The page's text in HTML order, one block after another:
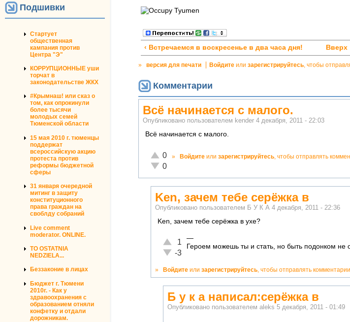
Подшивки
Стартует
общественная
кампания против
Центра "Э"
КОРРУПЦИОННЫЕ уши
торчат в
законодательстве ЖКХ
#Крымнаш! или сказ о
том, как опрокинули
более тысячи
молодых семей
Тюменской области
15 мая 2010 г. тюменцы
поддержат
всероссийскую акцию
протеста против
реформы бюджетной
сферы
31 января очередной
митинг в защиту
конституционного
права граждан на
своблду собраний
Live comment
moderator. ONLINE.
TO OSTATNIA
NEDZIELA...
Беззаконие в лицах
Бюджет г. Тюмени
2010г. - Как у
здравоохранения с
образованием отняли
конфетку и отдали
дорожникам.
‹ Встречаемся в воскресенье в два часа дня! Вверх
» версия для печати Войдите или зарегистрируйтесь, чтобы
Комментарии
Всё начинается с малого.
Опубликовано пользователем kender 4 декабря, 2011 - 22:03
Всё начинается с малого.
Отлично!
0
Неадекватно!
0
» Войдите или зарегистрируйтесь , чтобы отправлять
Ken, зачем тебе серёжка в
Опубликовано пользователем Б У К А 4 декабря, 2011 - 22:36
Ken, зачем тебе серёжка в ухе?
Отлично!
1
Неадекватно!
-3
—
Героем можешь ты и стать, но быть подонком не
» Войдите или зарегистрируйтесь, чтобы отправлять комментарии
Б у к а написал:серёжка в
Опубликовано пользователем aleks 5 декабря, 2011 - 01:49